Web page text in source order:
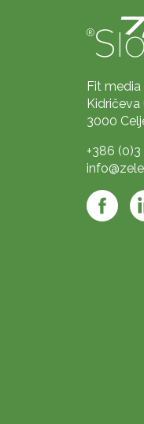
Fit media
Kidričeva
3000
+386